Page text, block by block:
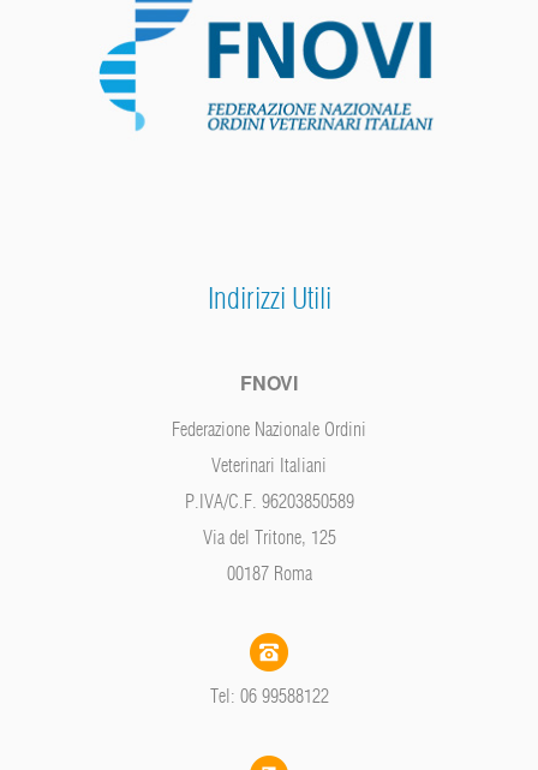
Indirizzi Utili
FNOVI
Federazione Nazionale Ordini
Veterinari Italiani
P.IVA/C.F. 96203850589
Via del Tritone, 125
00187 Roma
Tel: 06 99588122